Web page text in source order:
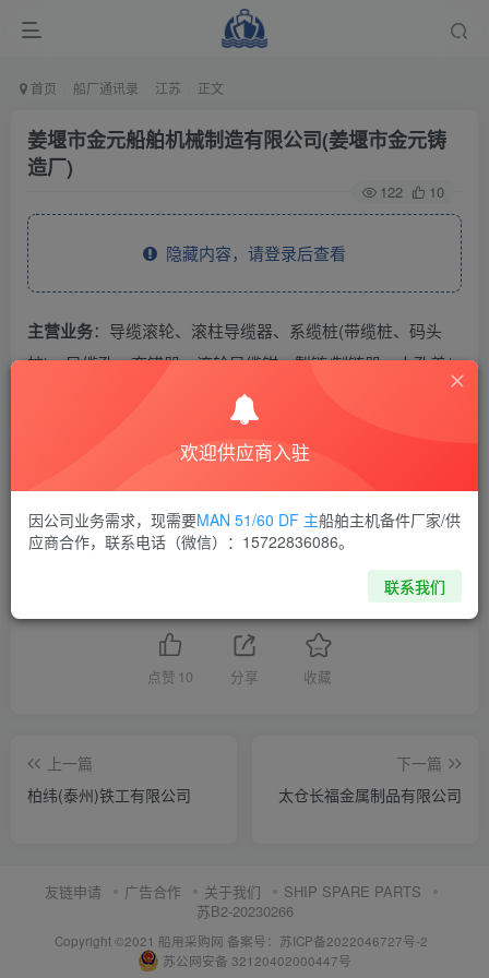
首页 船厂通讯录 江苏 正文
姜堰市金元船舶机械制造有限公司(姜堰市金元铸
造厂)
122 10
隐藏内容，请登录后查看
主营业务：导缆滚轮、滚柱导缆器、系缆桩(带缆桩、码头
桩)、导缆孔、弃锚器、滚轮导缆钳、掣链/制链器、人孔盖/
油舱盖/舱口盖、船用卷车、船用锚。
THE END
供应商通讯录 江苏
点赞 10 分享 收藏
上一篇
柏纬(泰州)铁工有限公司
下一篇
太仓长福金属制品有限公司
友链申请 广告合作 关于我们
SHIP SPARE PARTS
苏B2-20230266
Copyright ©2021 船用采购网 备案号：苏ICP备2022046727号-2
苏公网安备 32120402000447号
欢迎供应商入驻
因公司业务需求，现需要MAN 51/60 DF 主船舶主机备件厂家/供
应商合作，联系电话（微信）：15722836086。
联系我们